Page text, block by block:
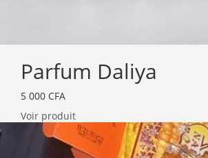
Parfum Daliya
5 000 CFA
Voir produit